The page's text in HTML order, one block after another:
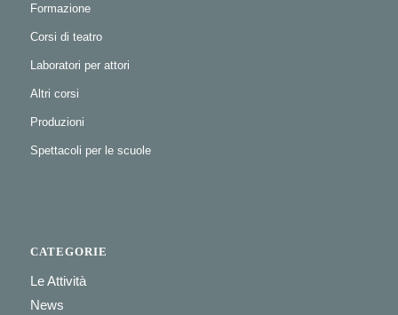
Formazione
Corsi di teatro
Laboratori per attori
Altri corsi
Produzioni
Spettacoli per le scuole
CATEGORIE
Le Attività
News